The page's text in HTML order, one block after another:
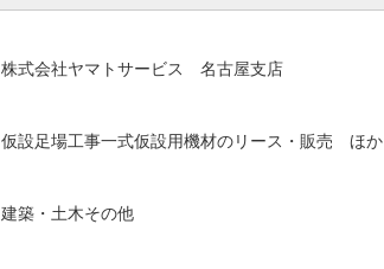
株式会社ヤマトサービス 名古屋支店
仮設足場工事一式仮設用機材のリース・販売 ほか
建築・土木その他